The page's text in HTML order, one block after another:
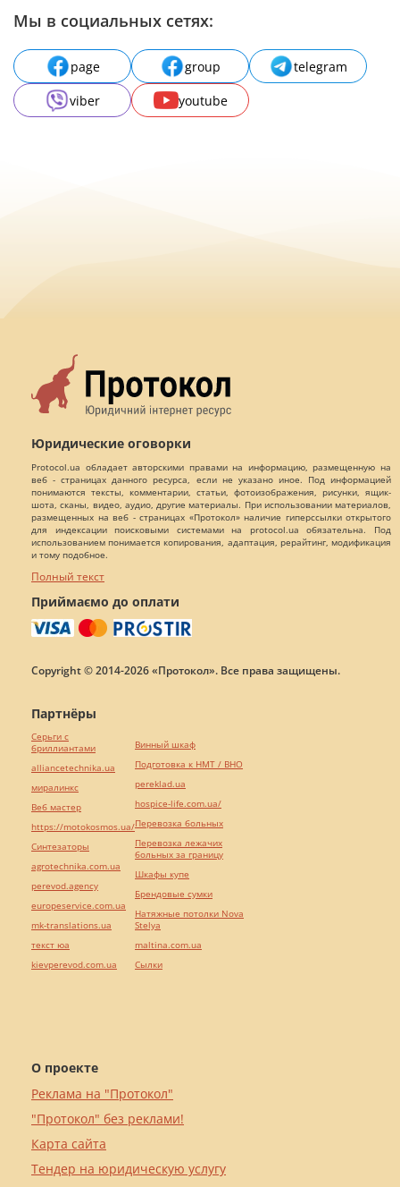
Мы в социальных сетях:
page group
telegram
viber
youtube
Юридические оговорки
Protocol.ua обладает авторскими правами на информацию, размещенную на
веб - страницах данного ресурса, если не указано иное. Под информацией
понимаются тексты, комментарии, статьи, фотоизображения, рисунки, ящик-
шота, сканы, видео, аудио, другие материалы. При использовании материалов,
размещенных на веб - страницах «Протокол» наличие гиперссылки открытого
для индексации поисковыми системами на protocol.ua обязательна. Под
использованием понимается копирования, адаптация, рерайтинг, модификация
и тому подобное.
Полный текст
Приймаємо до оплати
Copyright © 2014-2026 «Протокол». Все права защищены.
О проекте
Реклама на "Протокол"
"Протокол" без реклами!
Карта сайта
Тендер на юридическую услугу
Партнёры
Серьги с
бриллиантами
alliancetechnika.ua
миралинкс
Веб мастер
https://motokosmos.ua/
Синтезаторы
agrotechnika.com.ua
perevod.agency
europeservice.com.ua
mk-translations.ua
текст юа
kievperevod.com.ua
Винный шкаф
Подготовка к НМТ / ВНО
pereklad.ua
hospice-life.com.ua/
Перевозка больных
Перевозка лежачих
больных за границу
Шкафы купе
Брендовые сумки
Натяжные потолки Nova
Stelya
maltina.com.ua
Cылки